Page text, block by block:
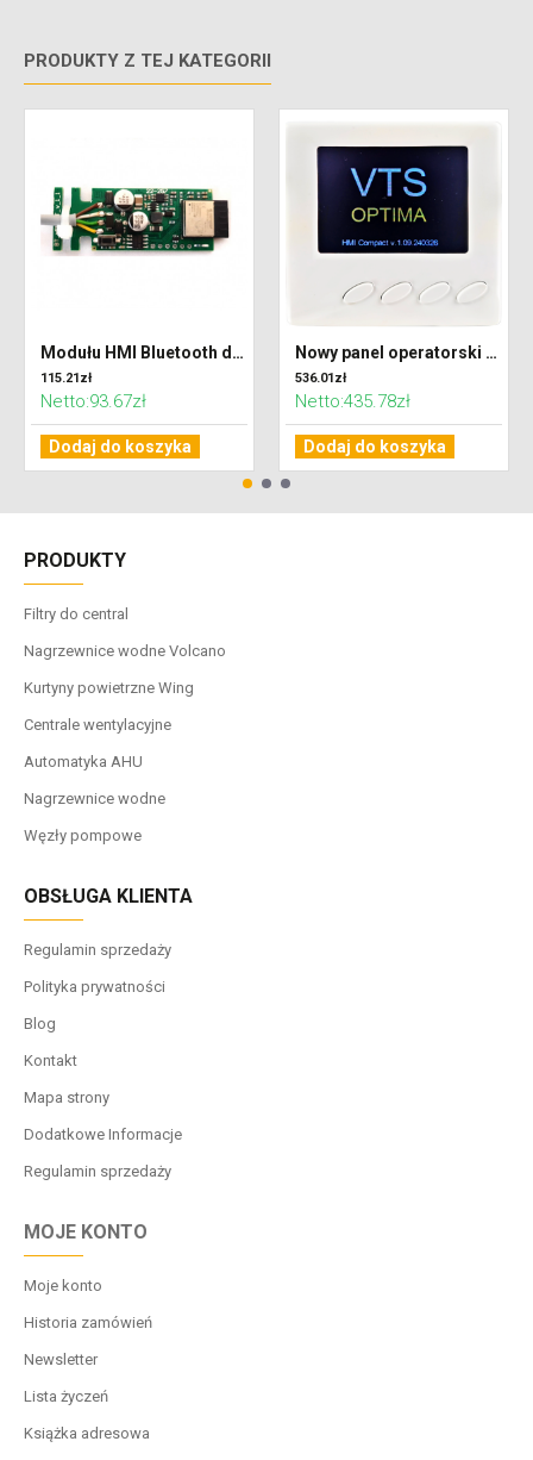
PRODUKTY Z TEJ KATEGORII
Modułu HMI Bluetooth dla central Ventus
115.21zł
Netto:93.67zł
Dodaj do koszyka
Nowy panel operatorski HMI OPTIMA
536.01zł
Netto:435.78zł
Dodaj do koszyka
PRODUKTY
Filtry do central
Nagrzewnice wodne Volcano
Kurtyny powietrzne Wing
Centrale wentylacyjne
Automatyka AHU
Nagrzewnice wodne
Węzły pompowe
OBSŁUGA KLIENTA
Regulamin sprzedaży
Polityka prywatności
Blog
Kontakt
Mapa strony
Dodatkowe Informacje
Regulamin sprzedaży
MOJE KONTO
Moje konto
Historia zamówień
Newsletter
Lista życzeń
Książka adresowa